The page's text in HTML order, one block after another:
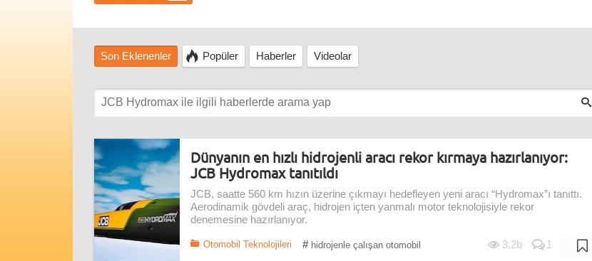
Son Eklenenler Popüler Haberler Videolar
Dünyanın en hızlı hidrojenli aracı rekor kırmaya hazırlanıyor:
JCB Hydromax tanıtıldı
JCB, saatte 560 km hızın üzerine çıkmayı hedefleyen yeni aracı “Hydromax”ı tanıttı.
Aerodinamik gövdeli araç, hidrojen içten yanmalı motor teknolojisiyle rekor
denemesine hazırlanıyor.
Otomobil Teknolojileri # hidrojenle çalışan otomobil 3,2b 1